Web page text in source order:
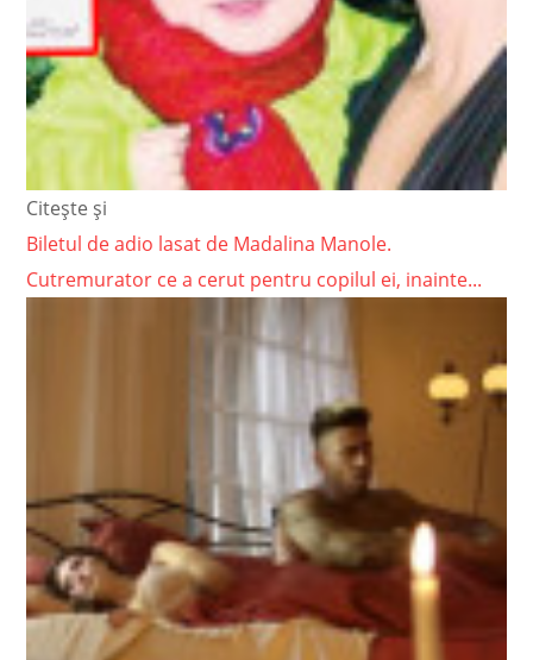
Citește și
Biletul de adio lasat de Madalina Manole.
Cutremurator ce a cerut pentru copilul ei, inainte...